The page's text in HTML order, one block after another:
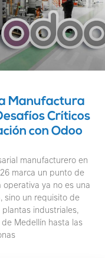
Manufactura
Críticos
con Odoo
manufacturero en
marca un punto de
operativa ya no es una
sino un requisito de
industriales,
Medellín hasta las